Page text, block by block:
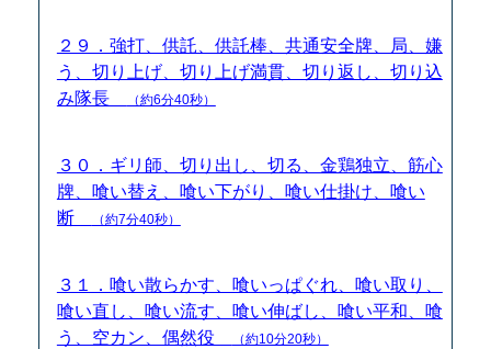
２９．強打、供託、供託棒、共通安全牌、局、嫌
う、切り上げ、切り上げ満貫、切り返し、切り込
み隊長
（約6分40秒）
３０．ギリ師、切り出し、切る、金鶏独立、筋心
牌、喰い替え、喰い下がり、喰い仕掛け、喰い
断
（約7分40秒）
３１．喰い散らかす、喰いっぱぐれ、喰い取り、
喰い直し、喰い流す、喰い伸ばし、喰い平和、喰
う、空カン、偶然役
（約10分20秒）